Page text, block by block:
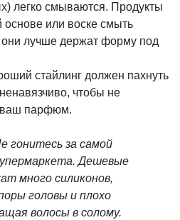
легко смываются. Продукты
основе или воске смыть
лучше держат форму под
стайлинг должен пахнуть
чтобы не
ваш парфюм.
гонитесь за самой
Дешевые
много силиконов,
головы и плохо
волосы в солому.